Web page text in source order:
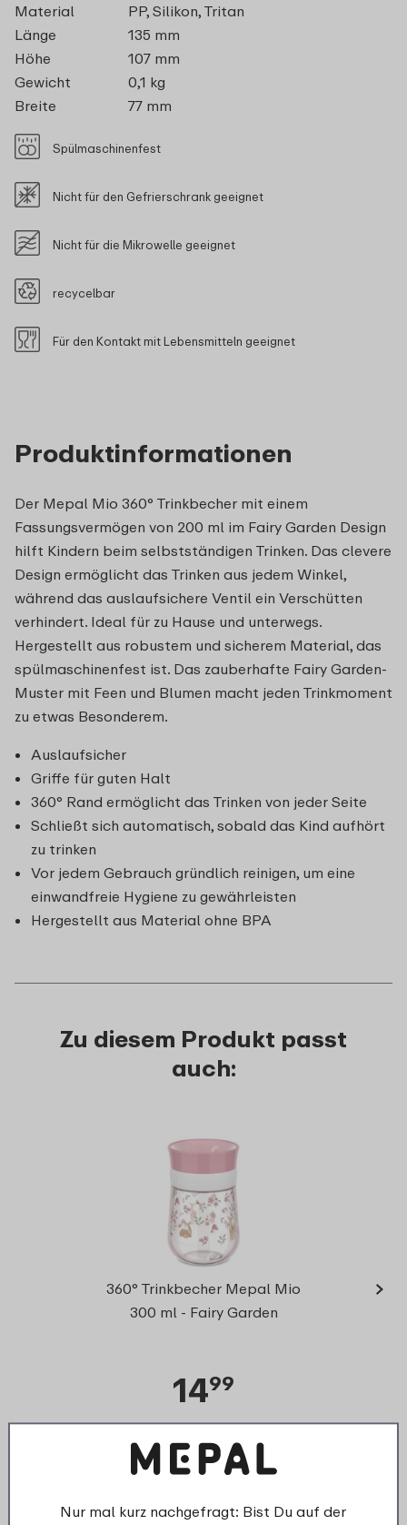
Produktinformationen
Der Mepal Mio 360° Trinkbecher mit einem
Fassungsvermögen von 200 ml im Fairy Garden Design
hilft Kindern beim selbstständigen Trinken. Das clevere
Design ermöglicht das Trinken aus jedem Winkel,
während das auslaufsichere Ventil ein Verschütten
verhindert. Ideal für zu Hause und unterwegs.
Hergestellt aus robustem und sicherem Material, das
spülmaschinenfest ist. Das zauberhafte Fairy Garden-
Muster mit Feen und Blumen macht jeden Trinkmoment
zu etwas Besonderem.
Auslaufsicher
Griffe für guten Halt
360° Rand ermöglicht das Trinken von jeder Seite
Schließt sich automatisch, sobald das Kind aufhört
zu trinken
Vor jedem Gebrauch gründlich reinigen, um eine
einwandfreie Hygiene zu gewährleisten
Hergestellt aus Material ohne BPA
Material
PP, Silikon, Tritan
Länge
135 mm
Höhe
107 mm
Gewicht
0,1 kg
Breite
77 mm
Spülmaschinenfest
Nicht für den Gefrierschrank geeignet
Nicht für die Mikrowelle geeignet
recycelbar
Für den Kontakt mit Lebensmitteln geeignet
Zu diesem Produkt passt
auch:
360° Trinkbecher Mepal Mio
300 ml - Fairy Garden
1499
›
Ersatzteile für dieses Produkt
Nur mal kurz nachgefragt: Bist Du auf der